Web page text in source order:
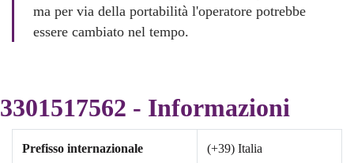
ma per via della portabilità l'operatore potrebbe
essere cambiato nel tempo.
3301517562 - Informazioni
Prefisso internazionale (+39) Italia